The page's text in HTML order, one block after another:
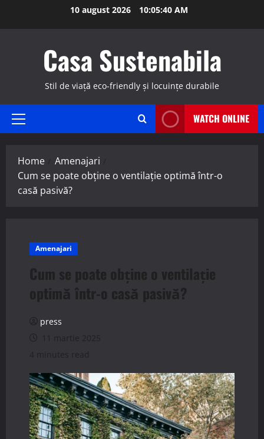
10 august 2026 10:05:41 AM
Casa Sustenabila
Stil de viață eco-friendly și locuințe durabile
Primary
WATCH ONLINE
Home
Amenajari
Cum se poate obține o ventilație optimă într-o
casă pasivă?
Amenajari
Cum se poate obține o ventilație
optimă într-o casă pasivă?
press
11 martie 2025
4 minutes read